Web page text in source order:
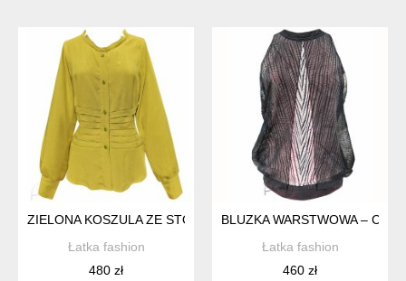
ZIELONA KOSZULA ZE STÓJKĄ
Łatka fashion
480 zł
BLUZKA WARSTWOWA –
Łatka fashion
460 zł